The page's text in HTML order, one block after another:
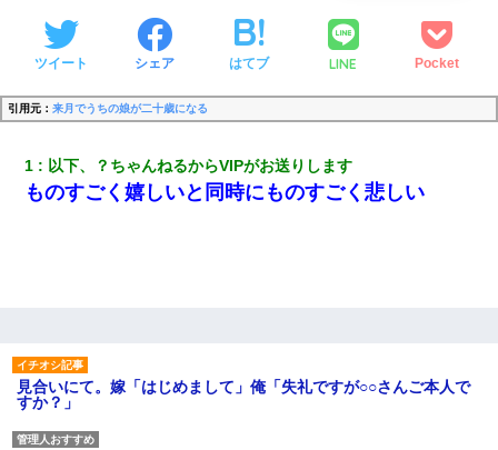
ツイート シェア はてブ LINE Pocket
引用元： 来月でうちの娘が二十歳になる
1 以下、？ちゃんねるからVIPがお送りします
ものすごく嬉しいと同時にものすごく悲しい
見合いにて。嫁「はじめまして」俺「失礼ですが○○さんご本人で
すか？」